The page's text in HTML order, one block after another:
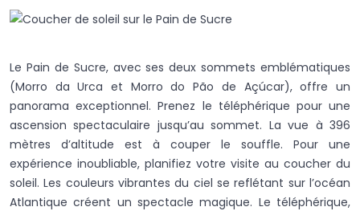
Le Pain de Sucre, avec ses deux sommets emblématiques
(Morro da Urca et Morro do Pão de Açúcar), offre un
panorama exceptionnel. Prenez le téléphérique pour une
ascension spectaculaire jusqu’au sommet. La vue à 396
mètres d’altitude est à couper le souffle. Pour une
expérience inoubliable, planifiez votre visite au coucher du
soleil. Les couleurs vibrantes du ciel se reflétant sur l’océan
Atlantique créent un spectacle magique. Le téléphérique,